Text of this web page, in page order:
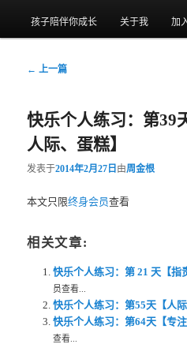
孩子陪伴你成长 关于我 加
文章导航
← 上一篇
快乐个人练习：第39
人际、蛋糕】
发表于2014年2月27日 由周金根
本文只限终身会员查看
相关文章:
快乐个人练习：第 21 天【指
员查看...
快乐个人练习：第55天【人际
快乐个人练习：第64天【专
查看...